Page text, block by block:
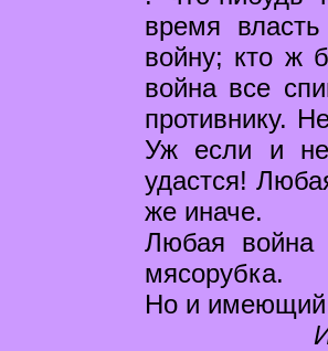
время
войну; кто ж
война все
противнику.
Уж если и не
удастся!
же иначе.
Любая война
мясорубка.
Но и имеющий